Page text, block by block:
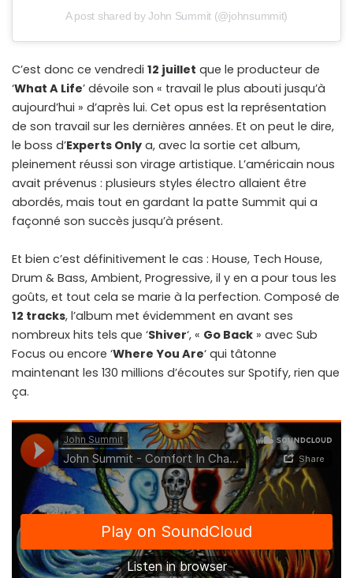
A post shared by John Summit (@johnsummit)
C’est donc ce vendredi 12 juillet que le producteur de
‘What A Life’ dévoile son « travail le plus abouti jusqu’à
aujourd’hui » d’après lui. Cet opus est la représentation
de son travail sur les dernières années. Et on peut le dire,
le boss d’Experts Only a, avec la sortie cet album,
pleinement réussi son virage artistique. L’américain nous
avait prévenus : plusieurs styles électro allaient être
abordés, mais tout en gardant la patte Summit qui a
façonné son succès jusqu’à présent.
Et bien c’est définitivement le cas : House, Tech House,
Drum & Bass, Ambient, Progressive, il y en a pour tous les
goûts, et tout cela se marie à la perfection. Composé de
12 tracks, l’album met évidemment en avant ses
nombreux hits tels que ‘Shiver‘, « Go Back » avec Sub
Focus ou encore ‘Where You Are‘ qui tâtonne
maintenant les 130 millions d’écoutes sur Spotify, rien que
ça.